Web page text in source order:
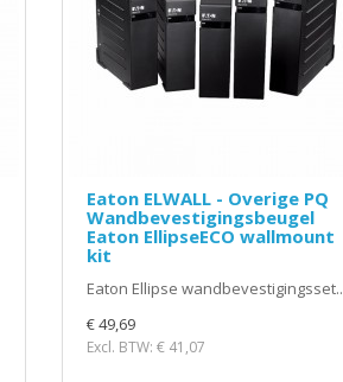
Eaton ELWALL - Overige PQ
Wandbevestigingsbeugel
Eaton EllipseECO wallmount
kit
Eaton Ellipse wandbevestigingsset..
€ 49,69
Excl. BTW: € 41,07